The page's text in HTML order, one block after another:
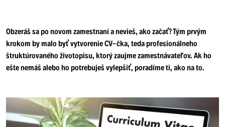
Obzeráš sa po novom zamestnaní a nevieš, ako začať? Tým prvým
krokom by malo byť vytvorenie CV-čka, teda profesionálneho
štruktúrovaného životopisu, ktorý zaujme zamestnávateľov. Ak ho
ešte nemáš alebo ho potrebuješ vylepšiť, poradíme ti, ako na to.